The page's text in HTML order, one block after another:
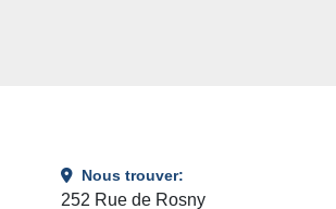
Nous trouver:
252 Rue de Rosny